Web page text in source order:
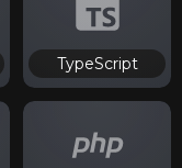
TypeScript